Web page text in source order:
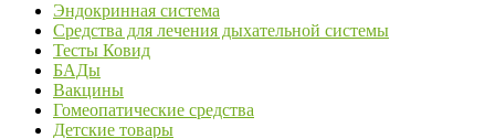
Эндокринная система
Средства для лечения дыхательной системы
Тесты Ковид
БАДы
Вакцины
Гомеопатические средства
Детские товары